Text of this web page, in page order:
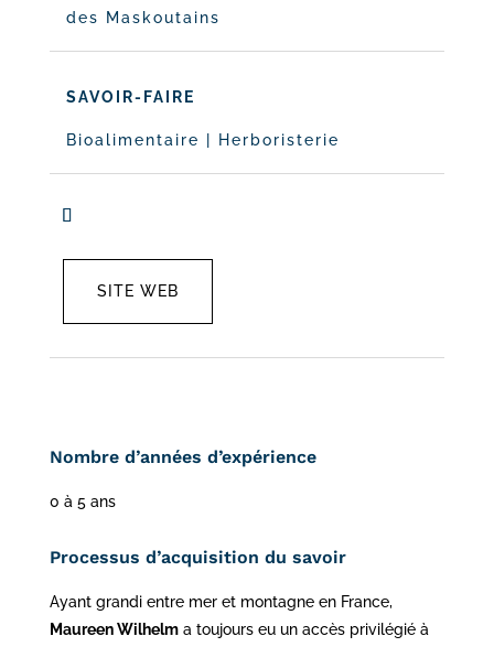
des Maskoutains
SAVOIR-FAIRE
Bioalimentaire Herboristerie
SITE WEB
Nombre d’années d’expérience
0 à 5 ans
Processus d’acquisition du savoir
Ayant grandi entre mer et montagne en France,
Maureen Wilhelma toujours eu un accès privilégié à